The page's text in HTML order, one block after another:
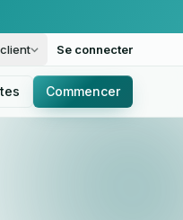
Se connecter
Commencer